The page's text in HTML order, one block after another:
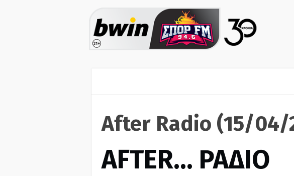
After Radio (15/04/
AFTER… ΡΑΔΙΟ